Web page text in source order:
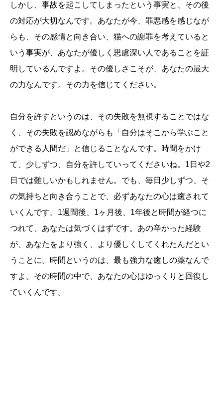
しかし、事故を起こしてしまったという事実と、その後
の対応が大切なんです。あなたが今、罪悪感を感じなが
らも、その感情と向き合い、猫への謝罪を考えていると
いう事実が、あなたが優しく思慮深い人であることを証
明しているんですよ。その優しさこそが、あなたの最大
の力なんです。その力を信じてください。
自分を許すというのは、その失敗を無視することではな
く、その失敗を認めながらも「自分はそこから学ぶこと
ができる人間だ」と信じることなんです。時間をかけ
て、少しずつ、自分を許していってくださいね。1日や2
日では難しいかもしれません。でも、毎日少しずつ、そ
の気持ちと向き合うことで、必ずあなたの心は癒されて
いくんです。1週間後、1ヶ月後、1年後と時間が経つに
つれて、あなたは気づくはずです。あの辛かった経験
が、あなたをより強く、より優しくしてくれたんだとい
うことに。時間というのは、最も強力な癒しの薬なんで
すよ。その時間の中で、あなたの心はゆっくりと回復し
ていくんです。